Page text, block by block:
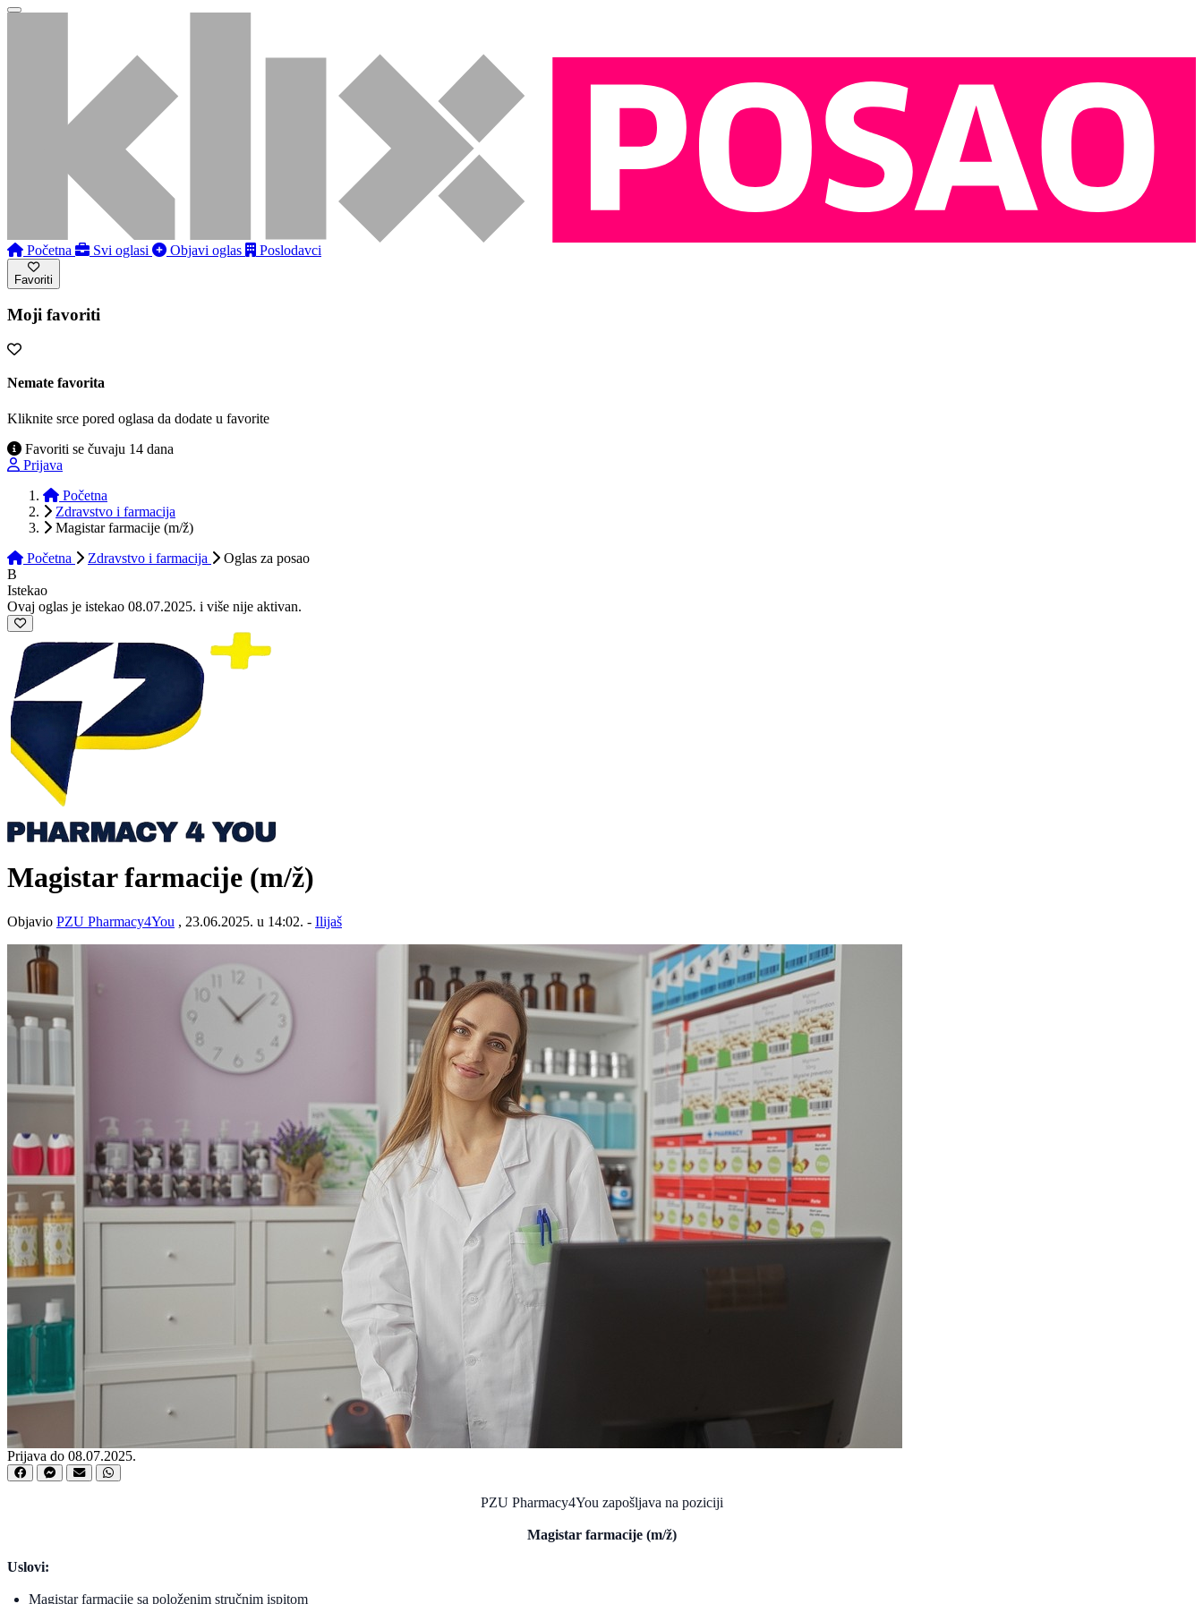
Početna Svi oglasi Objavi oglas Poslodavci
Favoriti
Moji favoriti
Nemate favorita
Kliknite srce pored oglasa da dodate u favorite
Favoriti se čuvaju 14 dana
Prijava
Početna
Zdravstvo i farmacija
Magistar farmacije (m/ž)
Početna
Zdravstvo i farmacija Oglas za posao
B
Istekao
Ovaj oglas je istekao 08.07.2025. i više nije aktivan.
Magistar farmacije (m/ž)
Objavio PZU Pharmacy4You , 23.06.2025. u 14:02. - Ilijaš
Prijava do 08.07.2025.
PZU Pharmacy4You zapošljava na poziciji
Magistar farmacije (m/ž)
Uslovi:
Magistar farmacije sa položenim stručnim ispitom